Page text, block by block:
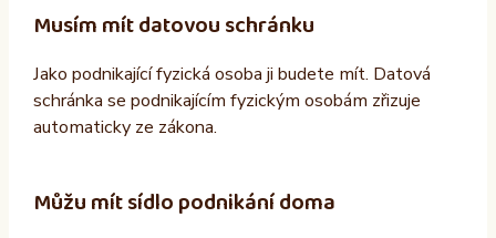
Musím mít datovou schránku
Jako podnikající fyzická osoba ji budete mít. Datová
schránka se podnikajícím fyzickým osobám zřizuje
automaticky ze zákona.
Můžu mít sídlo podnikání doma